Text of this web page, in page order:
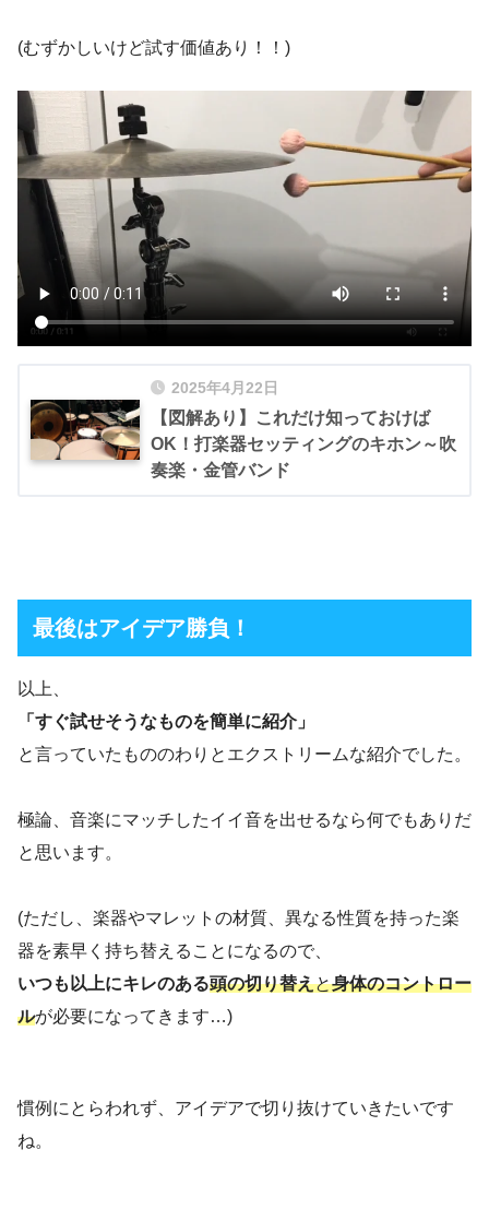
(むずかしいけど試す価値あり！！)
2025年4月22日
【図解あり】これだけ知っておけば
OK！打楽器セッティングのキホン～吹
奏楽・金管バンド
最後はアイデア勝負！
以上、
「すぐ試せそうなものを簡単に紹介」
と言っていたもののわりとエクストリームな紹介でした。
極論、音楽にマッチしたイイ音を出せるなら何でもありだ
と思います。
(ただし、楽器やマレットの材質、異なる性質を持った楽
器を素早く持ち替えることになるので、
いつも以上にキレのある頭の切り替えと身体のコントロー
ルが必要になってきます…)
慣例にとらわれず、アイデアで切り抜けていきたいです
ね。